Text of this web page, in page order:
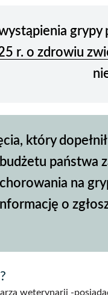
grypy
r. o zdrowiu
który
państwa
na
o
weterynarii -